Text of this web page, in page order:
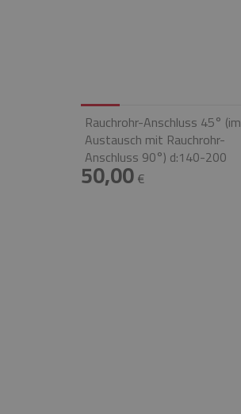
Rauchrohr-Anschluss 45° (im
Austausch mit Rauchrohr-
Anschluss 90°) d:140-200
50,00€